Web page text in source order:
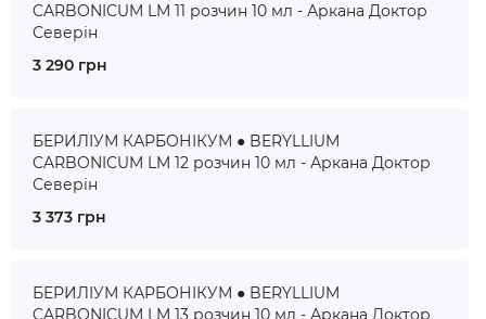
CARBONICUM LM 11 розчин 10 мл - Аркана Доктор
Северін
3 290 грн
БЕРИЛІУМ КАРБОНІКУМ ● BERYLLIUM
CARBONICUM LM 12 розчин 10 мл - Аркана Доктор
Северін
3 373 грн
БЕРИЛІУМ КАРБОНІКУМ ● BERYLLIUM
CARBONICUM LM 13 розчин 10 мл - Аркана Доктор